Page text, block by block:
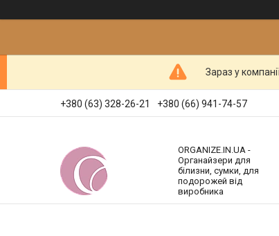
Зараз у
+380 (63) 328-26-21 +380 (66) 941-74-57
ORGANIZE.IN.UA -
Органайзери для
білизни, сумки, для
подорожей від
виробника